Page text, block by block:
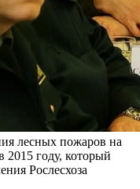
лесных пожаров на
2015 году, который
Рослесхоза